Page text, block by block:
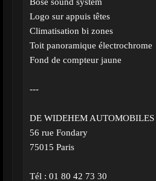
Logo sur appuis têtes
Climatisation bi zones
Toit panoramique électrochrome
Fond de compteur jaune
---
DE WIDEHEM AUTOMOBILES
56 rue Fondary
75015 Paris
Tél : 01 80 42 73 30